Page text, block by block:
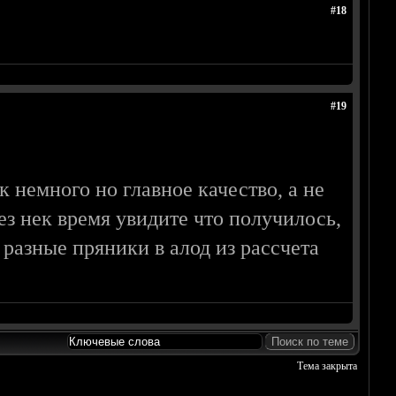
#18
#19
но главное качество, а не
нек время увидите что получилось,
пряники в алод из рассчета
Тема закрыта